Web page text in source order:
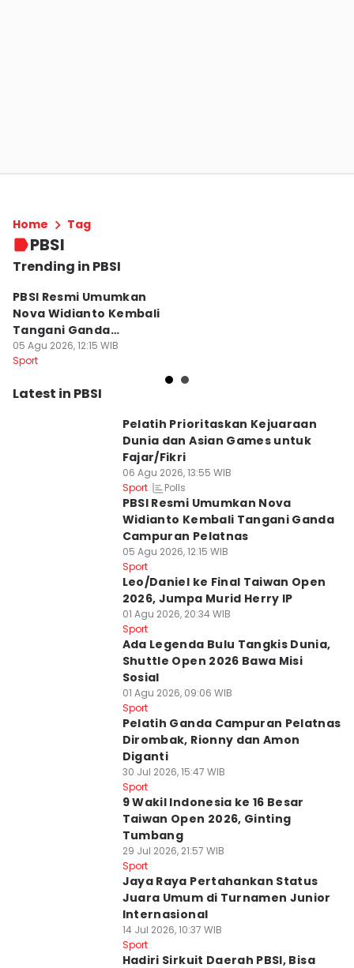
Home Tag
PBSI
Trending in PBSI
PBSI Resmi Umumkan
Nova Widianto Kembali
Tangani Ganda
Campuran Pelatnas
05 Agu 2026, 12:15 WIB
Sport
Latest in PBSI
Pelatih Prioritaskan Kejuaraan
Dunia dan Asian Games untuk
Fajar/Fikri
06 Agu 2026, 13:55 WIB
Sport
Polls
PBSI Resmi Umumkan Nova
Widianto Kembali Tangani Ganda
Campuran Pelatnas
05 Agu 2026, 12:15 WIB
Sport
Leo/Daniel ke Final Taiwan Open
2026, Jumpa Murid Herry IP
01 Agu 2026, 20:34 WIB
Sport
Ada Legenda Bulu Tangkis Dunia,
Shuttle Open 2026 Bawa Misi
Sosial
01 Agu 2026, 09:06 WIB
Sport
Pelatih Ganda Campuran Pelatnas
Dirombak, Rionny dan Amon
Diganti
30 Jul 2026, 15:47 WIB
Sport
9 Wakil Indonesia ke 16 Besar
Taiwan Open 2026, Ginting
Tumbang
29 Jul 2026, 21:57 WIB
Sport
Jaya Raya Pertahankan Status
Juara Umum di Turnamen Junior
Internasional
14 Jul 2026, 10:37 WIB
Sport
Hadiri Sirkuit Daerah PBSI, Bisa